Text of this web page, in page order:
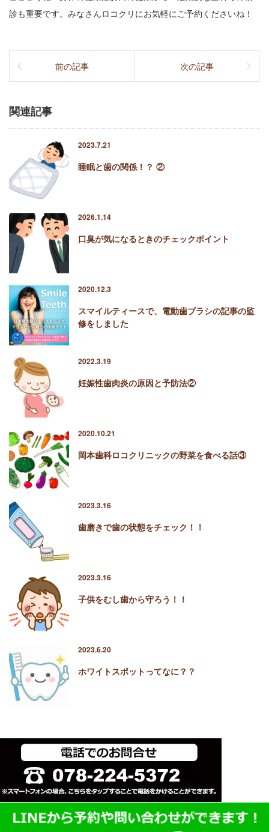
診も重要です。みなさんロコクリにお気軽にご予約くださいね！
前の記事 次の記事
関連記事
2023.7.21
睡眠と歯の関係！？ ②
2026.1.14
口臭が気になるときのチェックポイント
2020.12.3
スマイルティースで、電動歯ブラシの記事の監
修をしました
2022.3.19
妊娠性歯肉炎の原因と予防法②
2020.10.21
岡本歯科ロコクリニックの野菜を食べる話③
2023.3.16
歯磨きで歯の状態をチェック！！
2023.3.16
子供をむし歯から守ろう！！
2023.6.20
ホワイトスポットってなに？？